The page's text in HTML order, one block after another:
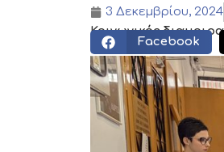
3 Δεκεμβρίου, 2024
Κοινωνικός
Facebook